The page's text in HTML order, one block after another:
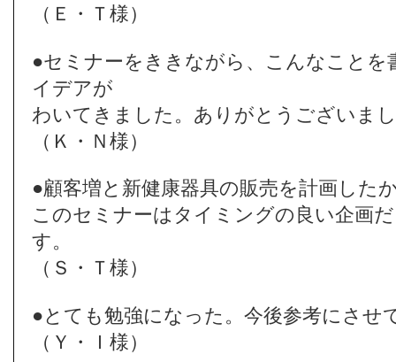
（Ｅ・Ｔ様）
●セミナーをききながら、こんなこと
イデアが
わいてきました。ありがとうございま
（Ｋ・Ｎ様）
●顧客増と新健康器具の販売を計画した
このセミナーはタイミングの良い企画
す。
（Ｓ・Ｔ様）
●とても勉強になった。今後参考にさせ
（Ｙ・Ｉ様）